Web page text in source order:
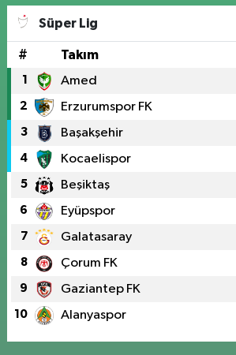
Süper Lig
# Takım
1 Amed
2 Erzurumspor FK
3 Başakşehir
4 Kocaelispor
5 Beşiktaş
6 Eyüpspor
7 Galatasaray
8 Çorum FK
9 Gaziantep FK
10 Alanyaspor